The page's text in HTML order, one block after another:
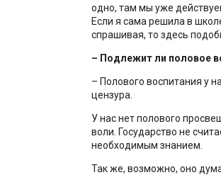
одно, там мы уже
Если я сама решила в
спрашивая, то здесь
– Подлежит ли половое
– Полового воспитания у
цензура.
У нас нет полового
воли. Государство не
необходимым знанием.
Так же, возможно, оно